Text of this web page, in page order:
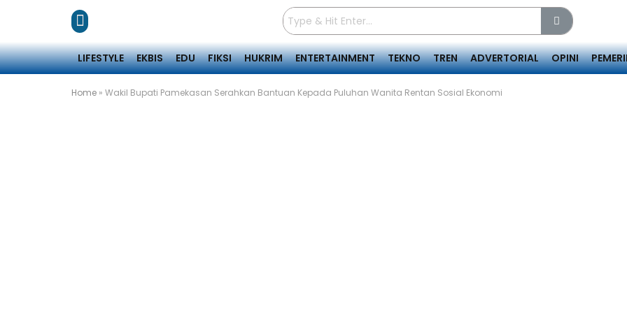
LIFESTYLE EKBIS EDU FIKSI HUKRIM ENTERTAINMENT TEKNO TREN ADVERTORIAL OPINI
Home » Wakil Bupati Pamekasan Serahkan Bantuan Kepada Puluhan Wanita Rentan Sosial Ekonomi